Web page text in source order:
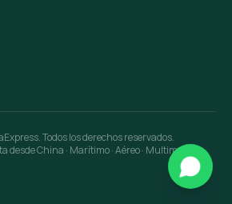
Todos los derechos reservados.
desde China · Marítimo · Aéreo · Multimodal